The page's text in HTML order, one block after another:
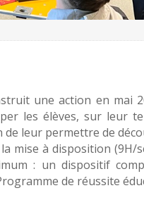
une action en mai
les élèves, sur leur
de leur permettre de
mise à disposition (9H/
: un dispositif
de réussite